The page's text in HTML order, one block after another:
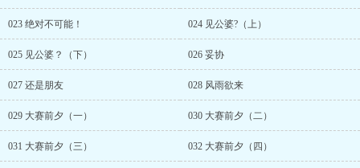
023 绝对不可能！ 024 见公婆?（上）
025 见公婆？（下） 026 妥协
027 还是朋友 028 风雨欲来
029 大赛前夕（一） 030 大赛前夕（二）
031 大赛前夕（三） 032 大赛前夕（四）